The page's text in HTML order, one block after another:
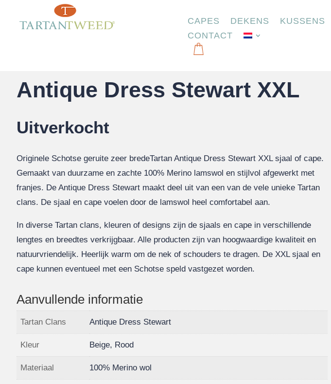
CAPES DEKENS KUSSENS
CONTACT
Antique Dress Stewart XXL
Uitverkocht
Originele Schotse geruite zeer bredeTartan Antique Dress Stewart XXL sjaal of cape.
Gemaakt van duurzame en zachte 100% Merino lamswol en stijlvol afgewerkt met
franjes. De Antique Dress Stewart maakt deel uit van een van de vele unieke Tartan
clans. De sjaal en cape voelen door de lamswol heel comfortabel aan.
In diverse Tartan clans, kleuren of designs zijn de sjaals en cape in verschillende
lengtes en breedtes verkrijgbaar. Alle producten zijn van hoogwaardige kwaliteit en
natuurvriendelijk. Heerlijk warm om de nek of schouders te dragen. De XXL sjaal en
cape kunnen eventueel met een Schotse speld vastgezet worden.
Aanvullende informatie
Tartan Clans Antique Dress Stewart
Kleur Beige, Rood
Materiaal 100% Merino wol